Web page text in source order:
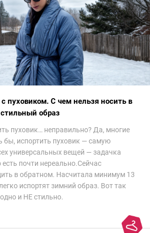
пуховиком. С чем нельзя носить в
образ
пуховик… неправильно? Да, многие
бы, испортить пуховик — самую
универсальных вещей — задачка
есть почти нереально.Сейчас
в обратном. Насчитала минимум 13
испортят зимний образ. Вот так
и НЕ стильно.